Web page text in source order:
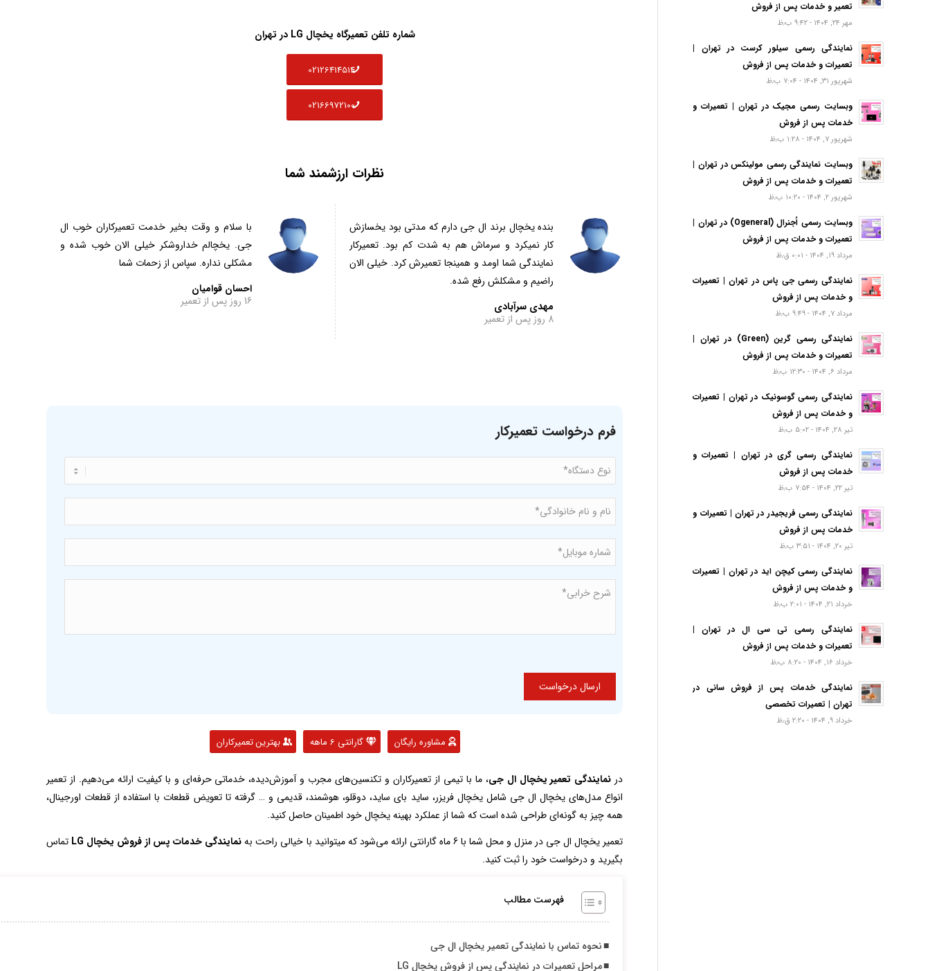
شماره تلفن تعمیرگاه یخچال LG در تهران
02126414514
02166972100
نظرات ارزشمند شما
بنده یخچال برند ال جی دارم که مدتی بود یخسازش
کار نمیکرد و سرماش هم به شدت کم بود. تعمیرکار
نمایندگی شما اومد و همینجا تعمیرش کرد. خیلی الان
راضیم و مشکلش رفع شده.
مهدی سرآبادی
8 روز پس از تعمیر
با سلام و وقت بخیر خدمت تعمیرکاران خوب ال
جی. یخچالم خداروشکر خیلی الان خوب شده و
مشکلی نداره. سپاس از زحمات شما
احسان قوامیان
16 روز پس از تعمیر
فرم درخواست تعمیرکار
دستگاه *
نام
خانوادگی *
موبایل* *
خرابی* *
مشاوره رایگان گارانتی 6 ماهه بهترین تعمیرکاران
در نمایندگی تعمیر یخچال ال جی، ما با تیمی از تعمیرکاران و تکنسین‌های مجرب و آموزش‌دیده، خدماتی حرفه‌ای و با کیفیت ارائه می‌دهیم. از تعمیر
انواع مدل‌های یخچال ال جی شامل یخچال فریزر، ساید بای ساید، دوقلو، هوشمند، قدیمی و … گرفته تا تعویض قطعات با استفاده از قطعات اورجینال،
همه چیز به گونه‌ای طراحی شده است که شما از عملکرد بهینه یخچال خود اطمینان حاصل کنید.
تعمیر یخچال ال جی در منزل و محل شما با 6 ماه گارانتی ارائه می‌شود که میتوانید با خیالی راحت به
نمایندگی خدمات پس از فروش یخچال LG
تماس
بگیرید و درخواست خود را ثبت کنید.
فهرست مطالب
نحوه تماس با نمایندگی تعمیر یخچال ال جی
مراحل تعمیرات در نمایندگی پس از فروش یخچال LG
تعمیر و خدمات پس از فروش
مهر ۲۴, ۱۴۰۴ - ۹:۴۲ ب٫ظ
نمایندگی رسمی سیلور کرست در تهران |
تعمیرات و خدمات پس از فروش
شهریور ۳۱, ۱۴۰۴ - ۷:۰۴ ب٫ظ
وبسایت رسمی مجیک در تهران | تعمیرات و
خدمات پس از فروش
شهریور ۷, ۱۴۰۴ - ۱:۲۸ ب٫ظ
وبسایت نمایندگی رسمی مولینکس در تهران |
تعمیرات و خدمات پس از فروش
شهریور ۲, ۱۴۰۴ - ۱۰:۲۰ ب٫ظ
وبسایت رسمی اُجنرال (Ogeneral) در تهران |
تعمیرات و خدمات پس از فروش
مرداد ۱۹, ۱۴۰۴ - ۰:۰۱ ق٫ظ
نمایندگی رسمی جی پاس در تهران | تعمیرات
و خدمات پس از فروش
مرداد ۷, ۱۴۰۴ - ۹:۴۹ ب٫ظ
نمایندگی رسمی گرین (Green) در تهران |
تعمیرات و خدمات پس از فروش
مرداد ۶, ۱۴۰۴ - ۱۲:۳۰ ب٫ظ
نمایندگی رسمی گوسونیک در تهران | تعمیرات
و خدمات پس از فروش
تیر ۲۸, ۱۴۰۴ - ۵:۰۲ ب٫ظ
نمایندگی رسمی گری در تهران | تعمیرات و
خدمات پس از فروش
تیر ۲۲, ۱۴۰۴ - ۷:۵۴ ب٫ظ
نمایندگی رسمی فریجیدر در تهران | تعمیرات و
خدمات پس از فروش
تیر ۲۰, ۱۴۰۴ - ۳:۵۱ ب٫ظ
نمایندگی رسمی کیچن اید در تهران | تعمیرات
و خدمات پس از فروش
خرداد ۲۱, ۱۴۰۴ - ۲:۰۱ ب٫ظ
نمایندگی رسمی تی سی ال در تهران |
تعمیرات و خدمات پس از فروش
خرداد ۱۶, ۱۴۰۴ - ۸:۲۰ ب٫ظ
نمایندگی خدمات پس از فروش سانی در
تهران | تعمیرات تخصصی
خرداد ۹, ۱۴۰۴ - ۲:۲۰ ق٫ظ